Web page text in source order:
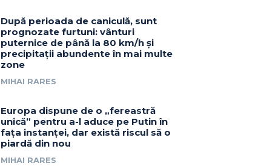
După perioada de caniculă, sunt
prognozate furtuni: vânturi
puternice de până la 80 km/h și
precipitații abundente în mai multe
zone
MIHAI RARES
Europa dispune de o „fereastră
unică” pentru a-l aduce pe Putin în
fața instanței, dar există riscul să o
piardă din nou
MIHAI RARES